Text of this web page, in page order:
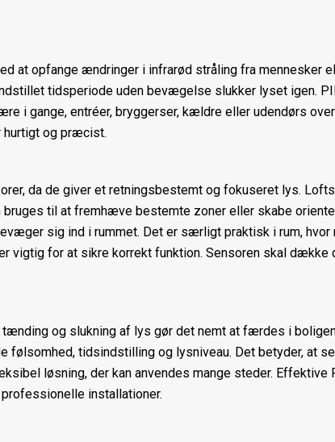
at opfange ændringer i infrarød stråling fra mennesker
tidsperiode uden bevægelse slukker lyset igen.
i gange, entréer, bryggerser, kældre eller udendørs
hurtigt og præcist.
da de giver et retningsbestemt og fokuseret lys.
til at fremhæve bestemte zoner eller skabe
sig ind i rummet. Det er særligt praktisk i rum,
vigtig for at sikre korrekt funktion. Sensoren skal
og slukning af lys gør det nemt at færdes i
følsomhed, tidsindstilling og lysniveau. Det betyder, at
løsning, der kan anvendes mange steder.
installationer.